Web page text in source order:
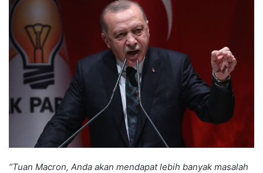
“Tuan Macron, Anda akan mendapat lebih banyak masalah